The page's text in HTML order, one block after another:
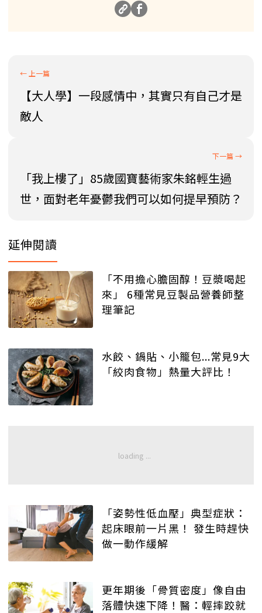
【大人學】一段感情中，其實只有自己才是
敵人
「我上樓了」85歲國寶藝術家朱銘輕生過
世，面對老年憂鬱我們可以如何提早預防？
延伸閱讀
「不用擔心膽固醇！豆漿喝起
來」 6種常見豆製品營養師整
理筆記
水餃、鍋貼、小籠包...常見9大
「絞肉食物」熱量大評比！
「姿勢性低血壓」典型症狀：
起床眼前一片黑！ 發生時趕快
做一動作緩解
更年期後「骨質密度」像自由
落體快速下降！醫：輕摔跤就